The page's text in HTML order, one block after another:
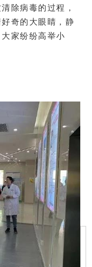
除病毒的过程，
奇的大眼睛，静
家纷纷高举小